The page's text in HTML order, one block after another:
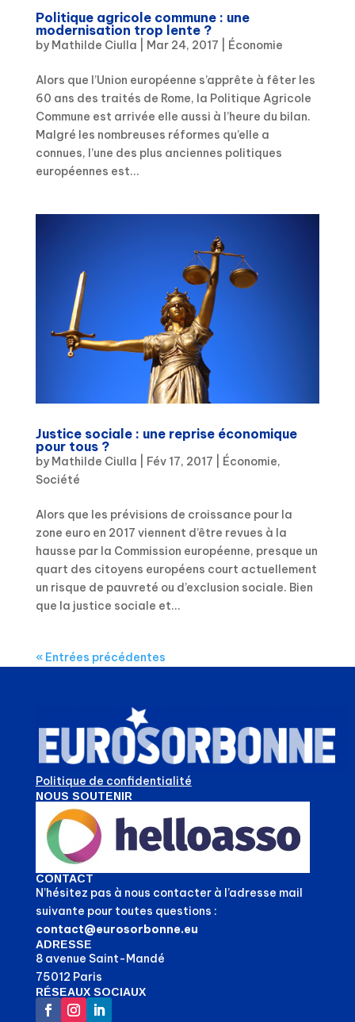
Politique agricole commune : une
modernisation trop lente ?
by Mathilde Ciulla Mar 24, 2017 Économie
Alors que l’Union européenne s’apprête à fêter les
60 ans des traités de Rome, la Politique Agricole
Commune est arrivée elle aussi à l’heure du bilan.
Malgré les nombreuses réformes qu’elle a
connues, l’une des plus anciennes politiques
européennes est...
Justice sociale : une reprise économique
pour tous ?
by Mathilde Ciulla Fév 17, 2017 Économie,
Société
Alors que les prévisions de croissance pour la
zone euro en 2017 viennent d’être revues à la
hausse par la Commission européenne, presque un
quart des citoyens européens court actuellement
un risque de pauvreté ou d’exclusion sociale. Bien
que la justice sociale et...
« Entrées précédentes
Politique de confidentialité
NOUS SOUTENIR
CONTACT
N’hésitez pas à nous contacter à l’adresse mail
suivante pour toutes questions :
contact@eurosorbonne.eu
ADRESSE
8 avenue Saint-Mandé
75012 Paris
RÉSEAUX SOCIAUX